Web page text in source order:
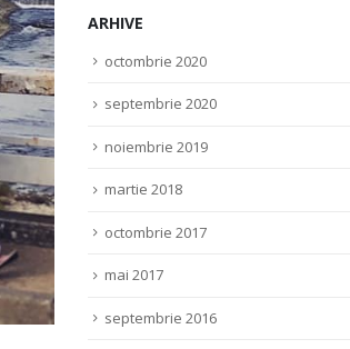
ARHIVE
octombrie 2020
septembrie 2020
noiembrie 2019
martie 2018
octombrie 2017
mai 2017
septembrie 2016